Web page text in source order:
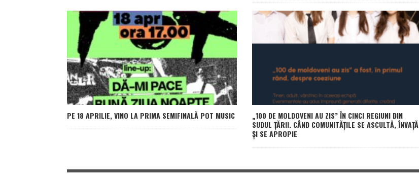
PE 18 APRILIE, VINO LA PRIMA SEMIFINALĂ POT MUSIC
„100 DE MOLDOVENI AU ZIS” ÎN CINCI REGIUNI DIN
SUDUL ȚĂRII. CÂND COMUNITĂȚILE SE ASCULTĂ, ÎNVAȚĂ
ȘI SE APROPIE